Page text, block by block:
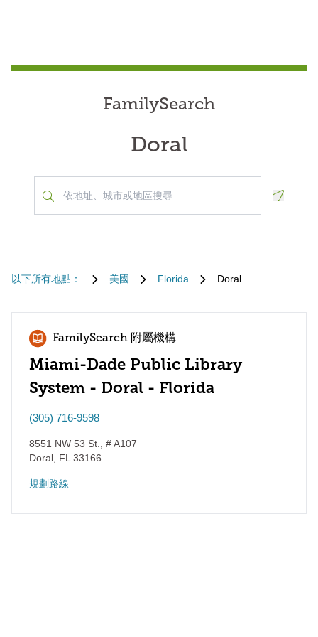
FamilySearch
Doral
以下所有地點： 美國 Florida Doral
FamilySearch 附屬機構
Miami-Dade Public Library
System - Doral - Florida
(305) 716-9598
8551 NW 53 St., # A107
Doral FL 33166
規劃路線